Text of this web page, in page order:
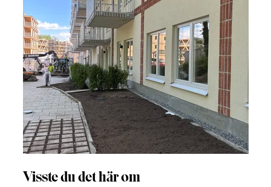
Visste du det här om